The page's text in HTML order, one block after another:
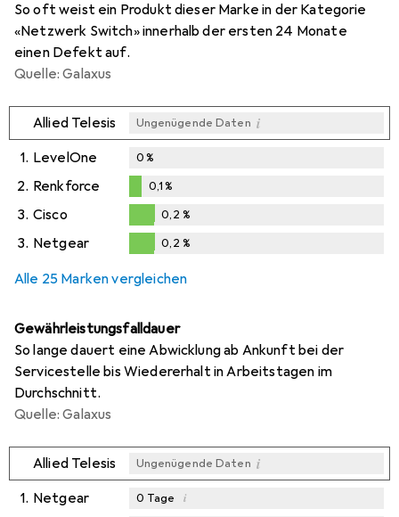
So oft weist ein Produkt dieser Marke in der Kategorie
«Netzwerk Switch» innerhalb der ersten 24 Monate
einen Defekt auf.
Quelle: Galaxus
Allied Telesis Ungenügende Daten i
1. LevelOne 0%
2. Renkforce
%
0,1%
3. Cisco
0,2%
0,2 %
3. Netgear 0,2 %
Alle 25 Marken vergleichen
Gewährleistungsfalldauer
So lange dauert eine Abwicklung ab Ankunft bei der
Servicestelle bis Wiedererhalt in Arbeitstagen im
Durchschnitt.
Quelle: Galaxus
Allied Telesis Ungenügende Daten i
1. Netgear 0 Tage i